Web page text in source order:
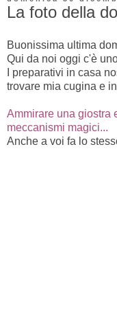
La foto della
Buonissima ultima
Qui da noi oggi c'è
I preparativi in casa
trovare mia cugina e
Ammirare una giostra
meccanismi magici...
Anche a voi fa lo